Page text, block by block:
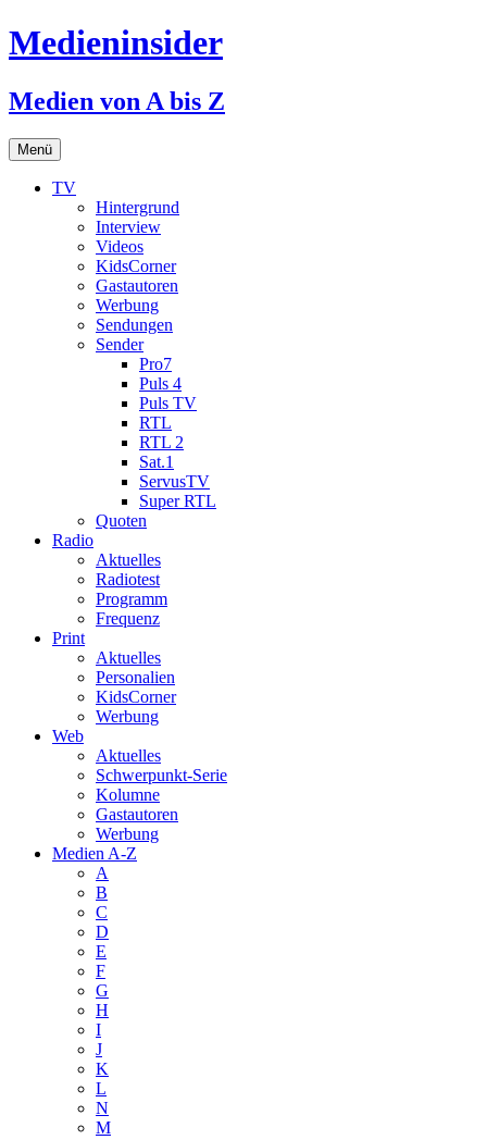
Medieninsider
Medien von A bis Z
Menü Zum
Inhalt
springen
TV
Hintergrund
Interview
Videos
KidsCorner
Gastautoren
Werbung
Sendungen
Sender
Pro7
Puls 4
Puls TV
RTL
RTL 2
Sat.1
ServusTV
Super RTL
Quoten
Radio
Aktuelles
Radiotest
Programm
Frequenz
Print
Aktuelles
Personalien
KidsCorner
Werbung
Web
Aktuelles
Schwerpunkt-Serie
Kolumne
Gastautoren
Werbung
Medien A-Z
A
B
C
D
E
F
G
H
I
J
K
L
N
M